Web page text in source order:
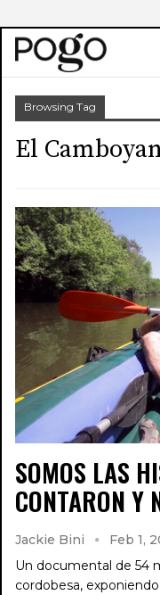
Browsing Tag
El
SOMOS LAS
CONTARON Y
Jackie Bini
Feb 1,
Un documental de 54
cordobesa,